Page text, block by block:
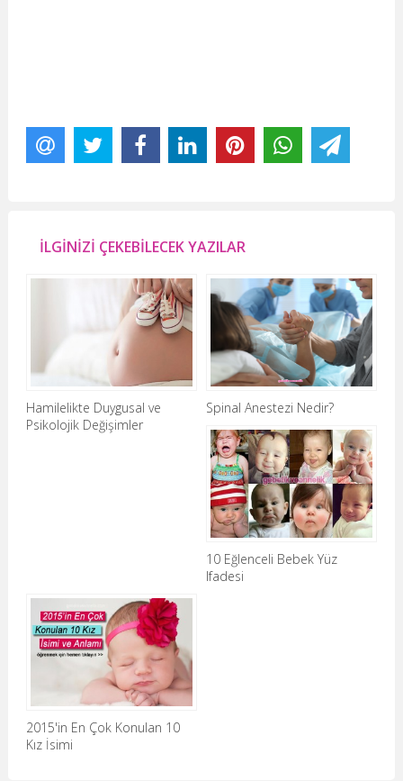
İLGİNİZİ ÇEKEBİLECEK YAZILAR
Hamilelikte Duygusal ve
Psikolojik Değişimler
Spinal Anestezi Nedir?
10 Eğlenceli Bebek Yüz
Ifadesi
2015'in En Çok Konulan 10
Kız İsimi